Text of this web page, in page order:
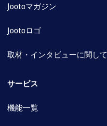
Jootoマガジン
Jootoロゴ
取材・インタビューに関して
サービス
機能一覧